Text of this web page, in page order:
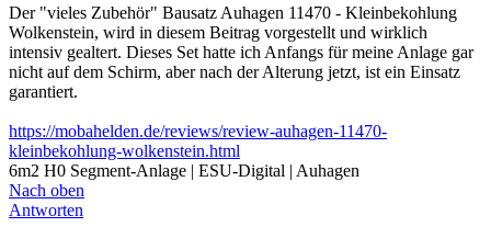
Der "vieles Zubehör" Bausatz Auhagen 11470 - Kleinbekohlung
Wolkenstein, wird in diesem Beitrag vorgestellt und wirklich
intensiv gealtert. Dieses Set hatte ich Anfangs für meine Anlage gar
nicht auf dem Schirm, aber nach der Alterung jetzt, ist ein Einsatz
garantiert.
https://mobahelden.de/reviews/review-auhagen-11470-
kleinbekohlung-wolkenstein.html
6m2 H0 Segment-Anlage | ESU-Digital | Auhagen
Nach oben
Antworten